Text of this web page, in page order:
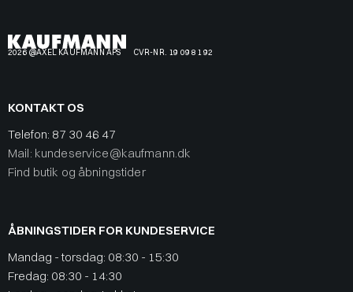
2026 @AXEL KAUFMANN APS CVR-NR. 19 09 81 92
KONTAKT OS
Telefon: 87 30 46 47
Mail: kundeservice@kaufmann.dk
Find butik og åbningstider
ÅBNINGSTIDER FOR KUNDESERVICE
Mandag - torsdag: 08:30 - 15:30
Fredag: 08:30 - 14:30